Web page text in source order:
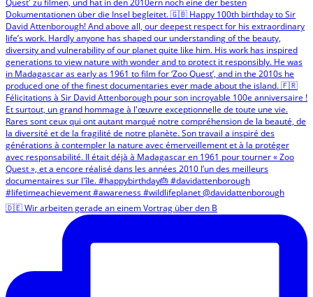
🇩🇪 Wir arbeiten gerade an einem Vortrag über den B